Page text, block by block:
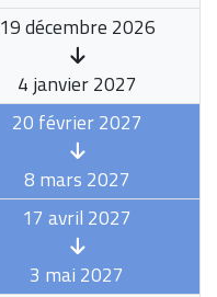
19 décembre 2026
4 janvier 2027
20 février 2027
8 mars 2027
17 avril 2027
3 mai 2027